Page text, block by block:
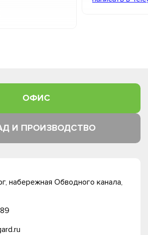
ОФИС
И ПРОИЗВОДСТВО
набережная Обводного канала,